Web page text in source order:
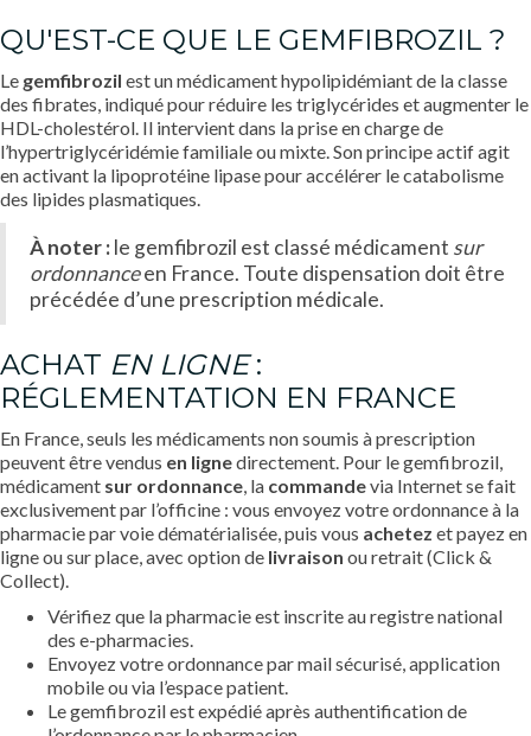
QU'EST-CE QUE LE GEMFIBROZIL ?
Le gemfibrozil est un médicament hypolipidémiant de la classe
des fibrates, indiqué pour réduire les triglycérides et augmenter le
HDL-cholestérol. Il intervient dans la prise en charge de
l’hypertriglycéridémie familiale ou mixte. Son principe actif agit
en activant la lipoprotéine lipase pour accélérer le catabolisme
des lipides plasmatiques.
À noter :le gemfibrozil est classé médicament sur
ordonnanceen France. Toute dispensation doit être
précédée d’une prescription médicale.
ACHAT EN LIGNE:
RÉGLEMENTATION EN FRANCE
En France, seuls les médicaments non soumis à prescription
peuvent être vendus en lignedirectement. Pour le gemfibrozil,
médicament sur ordonnance, la commandevia Internet se fait
exclusivement par l’officine : vous envoyez votre ordonnance à la
pharmacie par voie dématérialisée, puis vous achetez et payez en
ligne ou sur place, avec option de livraison ou retrait (Click &
Collect).
Vérifiez que la pharmacie est inscrite au registre national
des e-pharmacies.
Envoyez votre ordonnance par mail sécurisé, application
mobile ou via l’espace patient.
Le gemfibrozil est expédié après authentification de